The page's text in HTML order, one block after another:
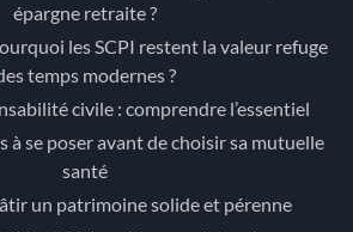
épargne retraite ?
les SCPI restent la valeur refuge
temps modernes ?
civile : comprendre l’essentiel
à se poser avant de choisir sa mutuelle
santé
un patrimoine solide et pérenne